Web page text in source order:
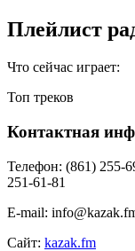
Плейлист
Что сейчас играет:
Топ треков
Контактная
Телефон: (861) 255-
251-61-81
E-mail:
Сайт: kazak.fm